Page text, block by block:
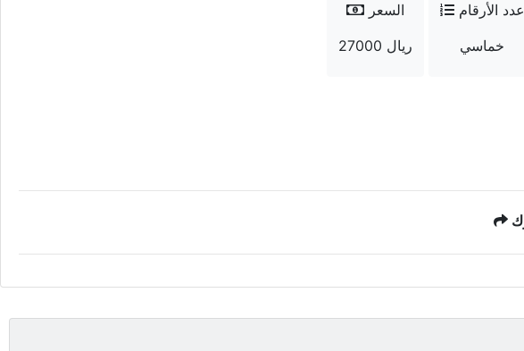
السعر
27000 ريال
عدد الأرقام
خماسي